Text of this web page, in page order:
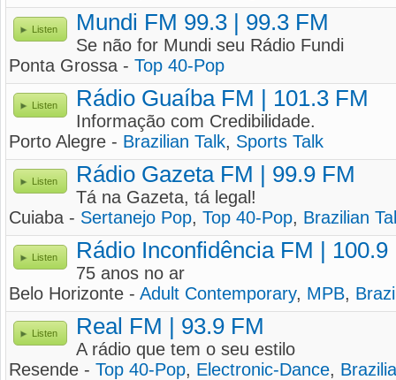
Listen Mundi FM 99.3 | 99.3 FM
Se não for Mundi seu Rádio Fundi
Ponta Grossa - Top 40-Pop
Listen Rádio Guaíba FM | 101.3 FM
Informação com Credibilidade.
Porto Alegre - Brazilian Talk, Sports Talk
Listen Rádio Gazeta FM | 99.9 FM
Tá na Gazeta, tá legal!
Cuiaba - Sertanejo Pop, Top 40-Pop, Brazilian
Listen Rádio Inconfidência FM | 100.9
75 anos no ar
Belo Horizonte - Adult Contemporary, MPB,
Listen Real FM | 93.9 FM
A rádio que tem o seu estilo
Resende - Top 40-Pop, Electronic-Dance,